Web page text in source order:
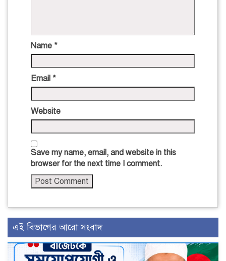
Name *
Email *
Website
Save my name, email, and website in this
browser for the next time I comment.
এই বিভাগের আরো সংবাদ